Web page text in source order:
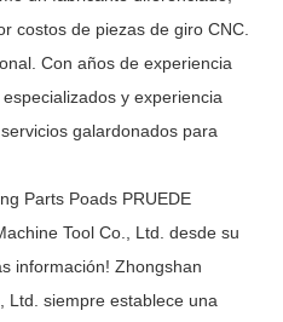
costos de piezas de giro CNC.
Con años de experiencia
y experiencia
galardonados para
Parts Poads PRUEDE
Tool Co., Ltd. desde su
información! Zhongshan
Ltd. siempre establece una